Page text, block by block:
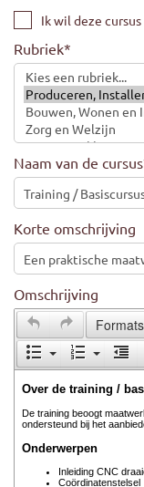
Ik wil deze
Rubriek*
Naam van de cursus
Korte omschrijving
Omschrijving
Formats